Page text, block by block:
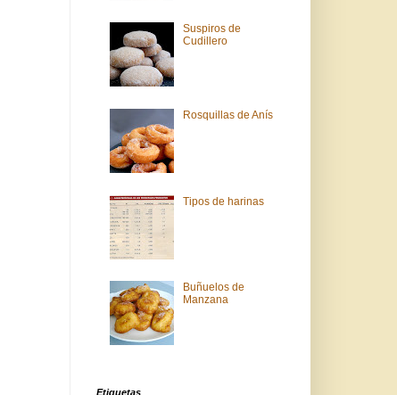
Suspiros de
Cudillero
Rosquillas de Anís
Tipos de harinas
Buñuelos de
Manzana
Etiquetas